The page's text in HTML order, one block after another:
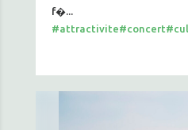
f�...
#attractivite#concert